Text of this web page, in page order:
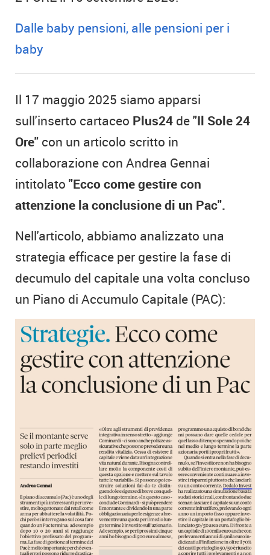
Dalle baby pensioni, alle pensioni per i
baby
Il 17 maggio 2025 siamo apparsi
sull'inserto cartaceo Plus24 de"Il Sole 24
Ore" con un articolo scritto in
collaborazione con Andrea Gennai
intitolato "Ecco come gestire con
attenzione la conclusione di un Pac".
Nell'articolo, abbiamo analizzato una
strategia efficace per gestire la fase di
decumulo del capitale una volta concluso
un Piano di Accumulo Capitale (PAC):